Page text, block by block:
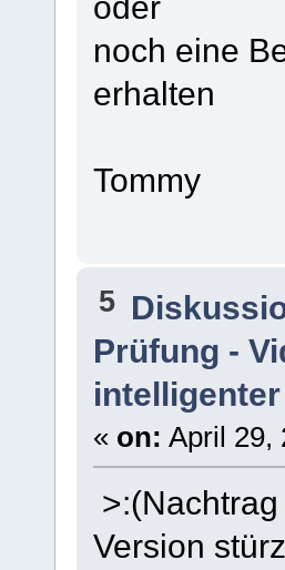
noch eine
erhalten
Tommy
5
Prüfung -
« on: April 29,
Version